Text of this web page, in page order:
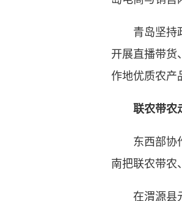
青岛坚持政
开展直播带货
作地优质农产
联农带农
东西部协作
南把联农带农
在渭源县元